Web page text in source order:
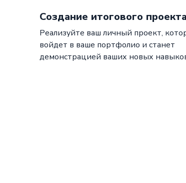
Создание итогового проекта
Реализуйте ваш личный проект,
войдет в ваше портфолио и станет
демонстрацией ваших новых